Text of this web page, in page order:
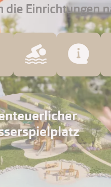
die Einrichtungen